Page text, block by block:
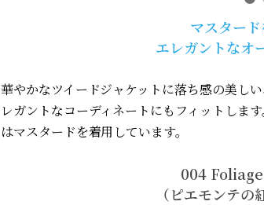
マスタード
エレガントなオ
華やかなツイードジャケットに落ち感の美し
レガントなコーディネートにもフィットしま
はマスタードを着用しています。
004
（ピエモンテの